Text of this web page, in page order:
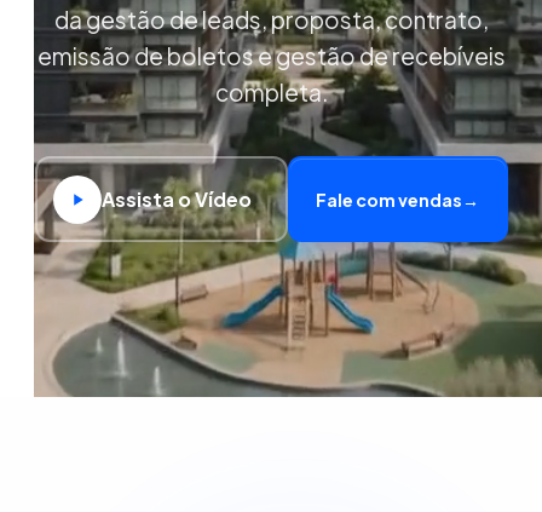
da gestão de leads, proposta, contrato,
emissão de boletos e gestão de recebíveis
completa.
Assista o Vídeo Fale com vendas→